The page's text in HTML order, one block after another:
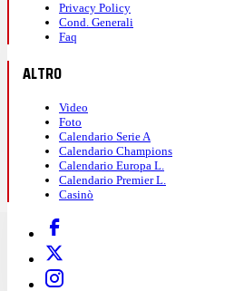
Privacy Policy
Cond. Generali
Faq
ALTRO
Video
Foto
Calendario Serie A
Calendario Champions
Calendario Europa L.
Calendario Premier L.
Casinò